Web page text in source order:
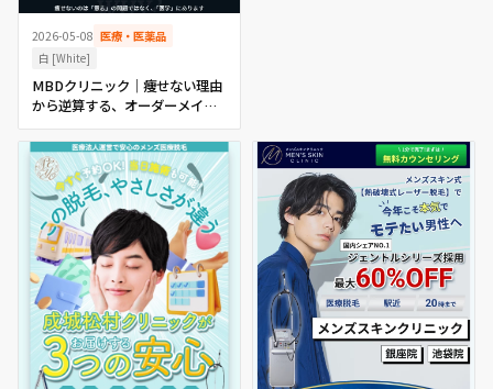
2026-05-08 医療・医薬品
白 [White]
MBDクリニック｜痩せない理由
から逆算する、オーダーメイド
医療痩身